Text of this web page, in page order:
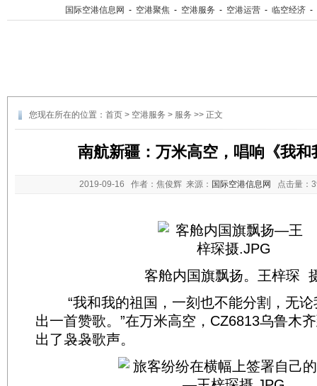
国际空港信息网 - 空港聚焦 - 空港服务 - 空港运营 - 临空经济 -
您现在所在的位置： 首页 > 空港服务 > 服务 >> 正文
南航新疆：万米高空，唱响《我和
2019-09-16 作者：焦俊辉 来源： 国际空港信息网 点击量：
客舱内国旗飘扬。王梓琛
“我和我的祖国，一刻也不能分割，无论
出一首赞歌。”在万米高空，CZ6813乌鲁木
出了袅袅歌声。